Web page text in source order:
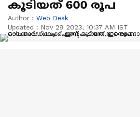
കൂടിയത് 600 രൂപ
Author : Web Desk
Updated : Nov 29 2023, 10:37 AM IST